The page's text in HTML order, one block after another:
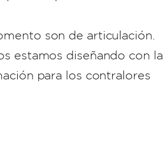
son de articulación.
estamos diseñando con la
para los contralores